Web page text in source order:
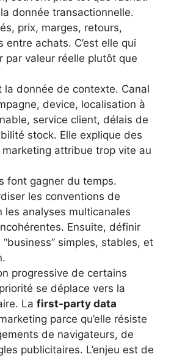
donnée transactionnelle.
prix, marges, retours,
entre achats. C’est elle qui
par valeur réelle plutôt que
la donnée de contexte. Canal
device, localisation à
service client, délais de
stock. Elle explique des
attribue trop vite au
font gagner du temps.
les conventions de
les analyses multicanales
Ensuite, définir
simples, stables, et
progressive de certains
se déplace vers la
La first-party data
parce qu’elle résiste
de navigateurs, de
publicitaires. L’enjeu est de